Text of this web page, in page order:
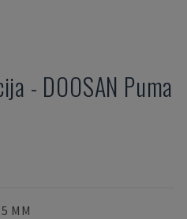
- DOOSAN Puma
MM